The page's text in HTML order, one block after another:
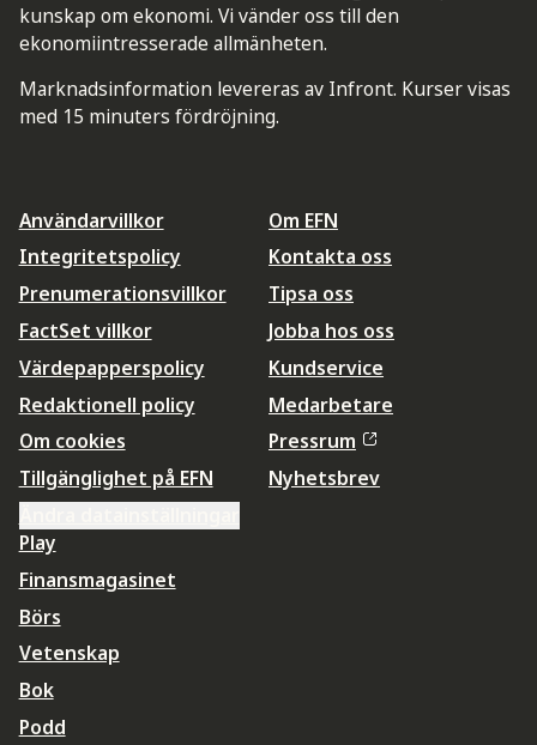
kunskap om ekonomi. Vi vänder oss till den
ekonomiintresserade allmänheten.
Marknadsinformation levereras av Infront. Kurser visas
med 15 minuters fördröjning.
Användarvillkor
Integritetspolicy
Prenumerationsvillkor
FactSet villkor
Värdepapperspolicy
Redaktionell policy
Om cookies
Tillgänglighet på EFN
Om EFN
Kontakta oss
Tipsa oss
Jobba hos oss
Kundservice
Medarbetare
Pressrum
Nyhetsbrev
Play
Finansmagasinet
Börs
Vetenskap
Bok
Podd